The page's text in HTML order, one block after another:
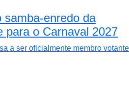
samba-enredo da
para o Carnaval 2027